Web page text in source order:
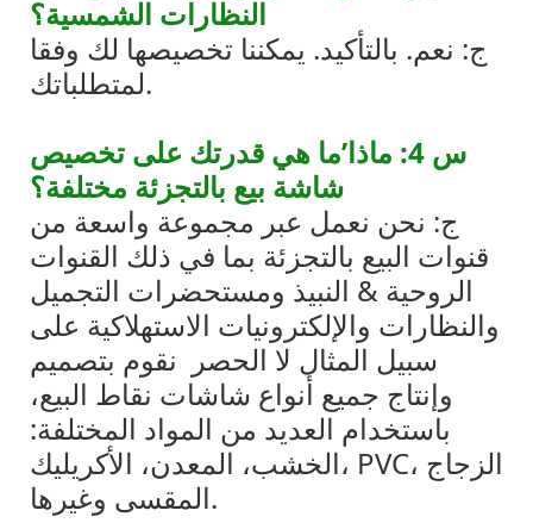
ج: نعم. بالتأكيد. يمكننا تخصيصها لك وفقا
لمتطلباتك.
س 4: ماذا’ما هي قدرتك على تخصيص
شاشة بيع بالتجزئة مختلفة؟
ج: نحن نعمل عبر مجموعة واسعة من
قنوات البيع بالتجزئة بما في ذلك القنوات
الروحية & النبيذ ومستحضرات التجميل
والنظارات والإلكترونيات الاستهلاكية على
سبيل المثال لا الحصر
نقوم بتصميم
وإنتاج جميع أنواع شاشات نقاط البيع،
باستخدام العديد من المواد المختلفة:
الخشب، المعدن، الأكريليك، PVC، الزجاج
المقسى وغيرها.